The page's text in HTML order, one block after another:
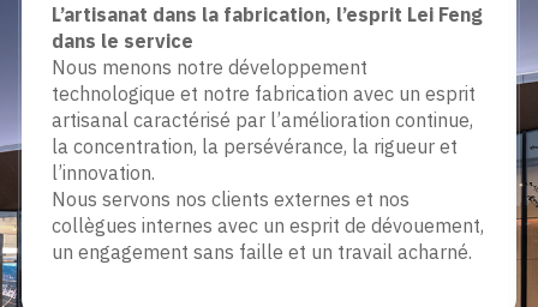
L’artisanat dans la fabrication, l’esprit Lei Feng
dans le service
Nous menons notre développement
technologique et notre fabrication avec un esprit
artisanal caractérisé par l’amélioration continue,
la concentration, la persévérance, la rigueur et
l’innovation.
Nous servons nos clients externes et nos
collègues internes avec un esprit de dévouement,
un engagement sans faille et un travail acharné.